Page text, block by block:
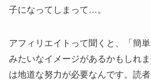
子になってしまって…。
アフィリエイトって聞くと、「簡単
みたいなイメージがあるかもしれ
は地道な努力が必要なんです。読